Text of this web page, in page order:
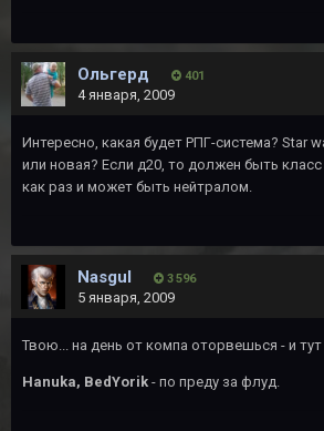
Ольгерд 401
4 января, 2009
Интересно, какая будет РПГ-система? Star
или новая? Если д20, то должен быть
как раз и может быть нейтралом.
Nasgul 3 596
5 января, 2009
Твою... на день от компа оторвешься - и
Hanuka, BedYorik - по преду за флуд.